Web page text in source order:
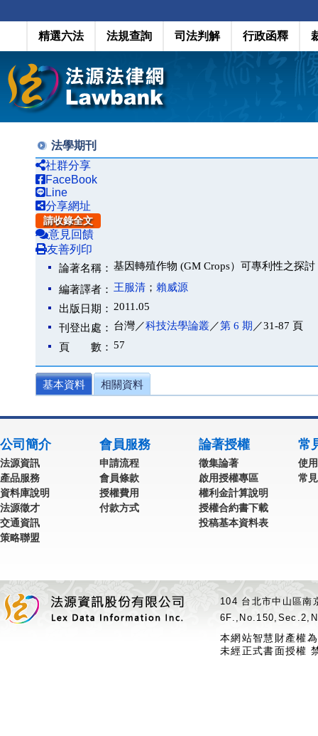
精選六法 法規查詢 司法判解 行政函釋
法學期刊
社群分享
FaceBook
Line
分享網址
請收錄全文
意見回饋
友善列印
論著名稱： 基因轉殖作物 (GM Crops）可專利性之探討
編著譯者： 王服清 ； 賴威源
出版日期： 2011.05
刊登出處： 台灣／科技法學論叢／第 6 期 ／31-87 頁
頁 數： 57
基本資料 相關資料
公司簡介
法源資訊
產品服務
資料庫說明
法源徵才
交通資訊
策略聯盟
會員服務
申請流程
會員條款
授權費用
付款方式
論著授權
徵集論著
啟用授權專區
權利金計算說明
授權合約書下載
投稿基本資料表
常
使
常
104 台北市中山區
本網站智慧財產權
未經正式書面授權